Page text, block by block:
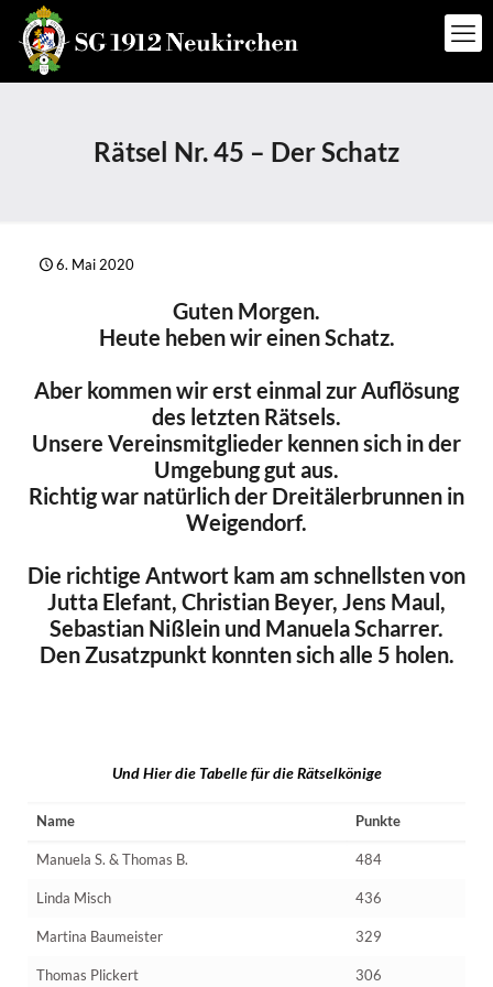
Rätsel Nr. 45 – Der Schatz
6. Mai 2020
Guten Morgen.
Heute heben wir einen Schatz.
Aber kommen wir erst einmal zur Auflösung
des letzten Rätsels.
Unsere Vereinsmitglieder kennen sich in der
Umgebung gut aus.
Richtig war natürlich der Dreitälerbrunnen in
Weigendorf.
Die richtige Antwort kam am schnellsten von
Jutta Elefant, Christian Beyer, Jens Maul,
Sebastian Nißlein und Manuela Scharrer.
Den Zusatzpunkt konnten sich alle 5 holen.
Und Hier die Tabelle für die Rätselkönige
Name Punkte
Manuela S. & Thomas B. 484
Linda Misch 436
Martina Baumeister 329
Thomas Plickert 306